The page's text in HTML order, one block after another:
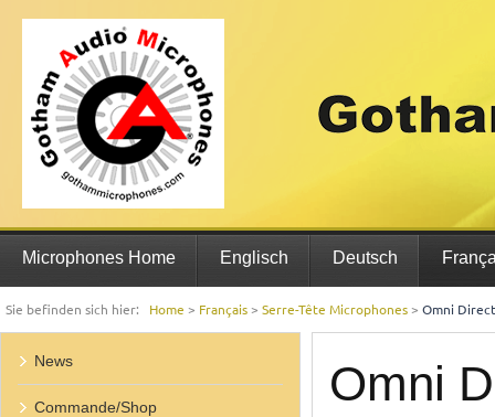
Microphones Home Englisch Deutsch
Sie befinden sich hier: Home > Français> Serre-Tête Microphones> Omni
News
Commande/Shop Omni